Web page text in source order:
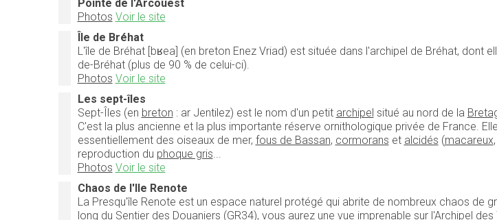
Pointe de l'Arcouest
Photos Voir le site
Île de Bréhat
L'île de Bréhat [bʁea] (en breton Enez Vriad) est située dans l'archipel de Bréhat,
de-Bréhat (plus de 90 % de celui-ci).
Photos Voir le site
Les sept-îles
Sept-Îles (en breton : ar Jentilez) est le nom d'un petit archipel situé au nord de la
C'est la plus ancienne et la plus importante réserve ornithologique privée de France.
essentiellement des oiseaux de mer, fous de Bassan, cormorans et alcidés (macareux,
reproduction du phoque gris...
Photos Voir le site
Chaos de l'Ile Renote
La Presqu'île Renote est un espace naturel protégé qui abrite de nombreux chaos de
long du Sentier des Douaniers (GR34), vous aurez une vue imprenable sur l'Archipel